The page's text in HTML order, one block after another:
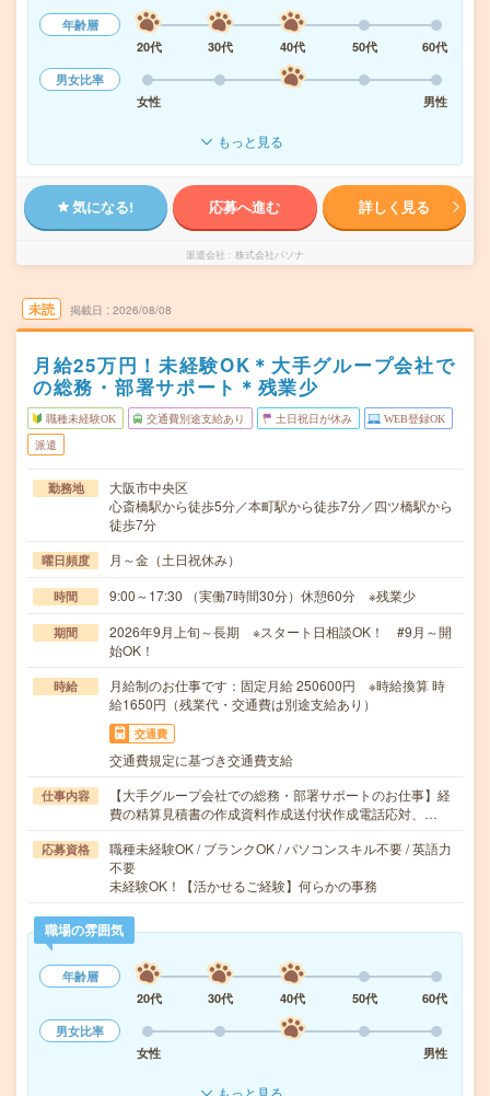
年齢層
20代
30代 40代 50代
60代
男女比率
女性
男性
もっと見る
気になる! 応募へ進む 詳しく見る
派遣会社 株式会社パソナ
未読 掲載日 2026/08/08
月給25万円！未経験OK＊大手グループ会社で
の総務・部署サポート＊残業少
職種未経験OK 交通費別途支給あり 土日祝日が休み WEB登録OK
派遣
勤務地
大阪市中央区
心斎橋駅から徒歩5分／本町駅から徒歩7分／四ツ橋駅から
徒歩7分
曜日頻度 月～金（土日祝休み）
時間 9:00～17:30 （実働7時間30分）休憩60分 ※残業少
期間
2026年9月上旬～長期 ※スタート日相談OK！ #9月～開
始OK！
時給
月給制のお仕事です：固定月給 250600円 ※時給換算 時
給1650円（残業代・交通費は別途支給あり）
交通費
交通費規定に基づき交通費支給
仕事内容
【大手グループ会社での総務・部署サポートのお仕事】経
費の精算見積書の作成資料作成送付状作成電話応対、…
応募資格
職種未経験OK / ブランクOK / パソコンスキル不要 / 英語力
不要
未経験OK！【活かせるご経験】何らかの事務
職場の雰囲気
年齢層
20代
30代 40代 50代
60代
男女比率
女性
男性
もっと見る